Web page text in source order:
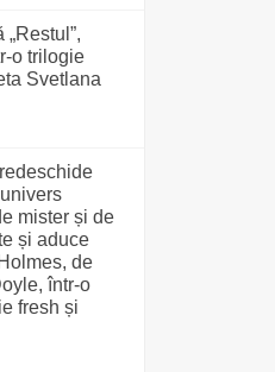
o trilogie
Svetlana
mister și de
și aduce
de
într-o
fresh și